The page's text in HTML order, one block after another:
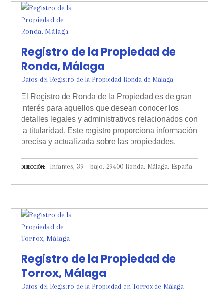
Registro de la Propiedad de
Ronda, Málaga
Datos del Registro de la Propiedad Ronda de Málaga
El Registro de Ronda de la Propiedad es de gran
interés para aquellos que desean conocer los
detalles legales y administrativos relacionados con
la titularidad. Este registro proporciona información
precisa y actualizada sobre las propiedades.
DIRECCIÓN Infantes, 39 – bajo, 29400 Ronda, Málaga, España
Registro de la Propiedad de
Torrox, Málaga
Datos del Registro de la Propiedad en Torrox de Málaga